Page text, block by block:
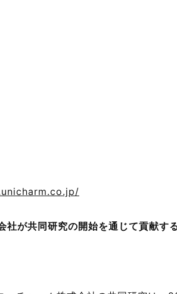
が共同研究の開始を通じて貢献す